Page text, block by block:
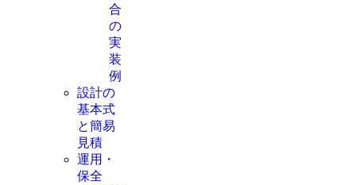
合
の
実
装
例
設計の
基本式
と簡易
見積
運用・
保全